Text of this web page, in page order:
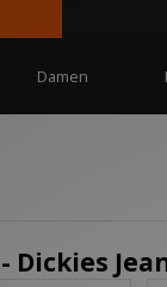
Damen
Dickies